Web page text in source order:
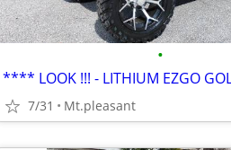
•
7/31 Mt.pleasant